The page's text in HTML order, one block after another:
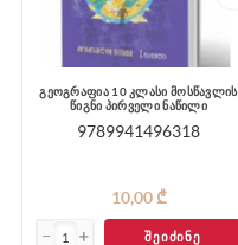
გეოგრაფია 10 კლასი მოსწავლის
წიგნი პირველი ნაწილი
9789941496318
10,00 ₾
ᲨᲔᲘᲫᲘᲜᲔ